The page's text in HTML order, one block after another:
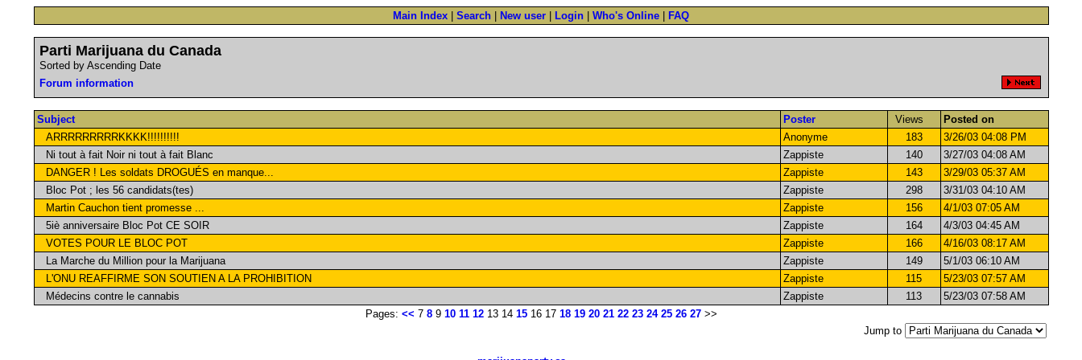
Main Index Search New user Login Who's Online FAQ
Parti Marijuana du Canada
Sorted by Ascending Date
Forum information
Subject Poster Views
Posted on
ARRRRRRRRRKKKK!!!!!!!!!!
Anonyme 183
3/26/03 04:08 PM
Ni tout à fait Noir ni tout à fait Blanc
Zappiste 140
3/27/03 04:08 AM
DANGER ! Les soldats DROGUÉS en manque...
Zappiste 143
3/29/03 05:37 AM
Bloc Pot ; les 56 candidats(tes)
Zappiste 298
3/31/03 04:10 AM
Martin Cauchon tient promesse ...
Zappiste 156
4/1/03 07:05 AM
5iè anniversaire Bloc Pot CE SOIR
Zappiste 164
4/3/03 04:45 AM
VOTES POUR LE BLOC POT
Zappiste 166
4/16/03 08:17 AM
La Marche du Million pour la Marijuana
Zappiste 149
5/1/03 06:10 AM
L'ONU REAFFIRME SON SOUTIEN A LA PROHIBITION
Zappiste 115
5/23/03 07:57 AM
Médecins contre le cannabis
Zappiste 113
5/23/03 07:58 AM
Pages: << 7 89 10 11 1213 14 1516 17 18 19 20 21 22 23 24 25 26 27>>
Jump to